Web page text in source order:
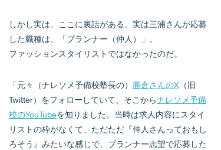
しかし実は、ここに裏話がある。実は三浦さんが応募
した職種は、「プランナー（仲人）」。
ファッションスタイリストではなかったのだ。
「元々（ナレソメ予備校塾長の） 勝倉さんのX （旧
Twitter）をフォローしていて、そこからナレソメ予備
校のYouTubeを知りました。当時は求人内容にスタイ
リストの枠がなくて、ただただ『仲人さんっておもし
ろそう』みたいな感じで、プランナー志望で応募した